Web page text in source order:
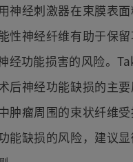
神经刺激器在束膜表
性神经纤维有助于保
经功能损害的风险。
后神经功能缺损的主
肿瘤周围的束状纤维
能缺损的风险，建议